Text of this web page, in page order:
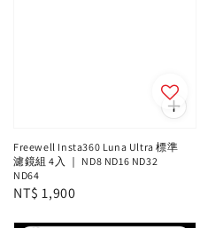
Freewell Insta360 Luna Ultra 標準
濾鏡組 4入 ｜ ND8 ND16 ND32
ND64
Regular
NT$ 1,900